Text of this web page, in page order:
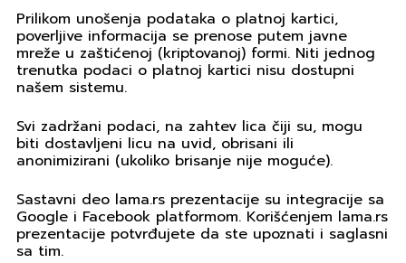
Prilikom unošenja podataka o platnoj kartici,
poverljive informacija se prenose putem javne
mreže u zaštićenoj (kriptovanoj) formi. Niti jednog
trenutka podaci o platnoj kartici nisu dostupni
našem sistemu.
Svi zadržani podaci, na zahtev lica čiji su, mogu
biti dostavljeni licu na uvid, obrisani ili
anonimizirani (ukoliko brisanje nije moguće).
Sastavni deo lama.rs prezentacije su integracije sa
Google i Facebook platformom. Korišćenjem lama.rs
prezentacije potvrđujete da ste upoznati i saglasni
sa tim.